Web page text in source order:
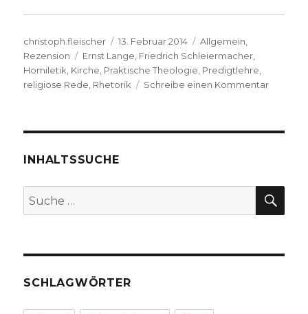
Autor
christoph.fleischer
Veröffentlicht
am
13. Februar 2014 Kategorien
Allgemein
Rezension
Schlagwörter
Ernst Lange Friedrich Schleiermacher
Homiletik Kirche Praktische Theologie Predigtlehre
religiöse Rede Rhetorik Schreibe einen Kommentarzu
von
INHALTSSUCHE
Suche
nach:
SCHLAGWÖRTER